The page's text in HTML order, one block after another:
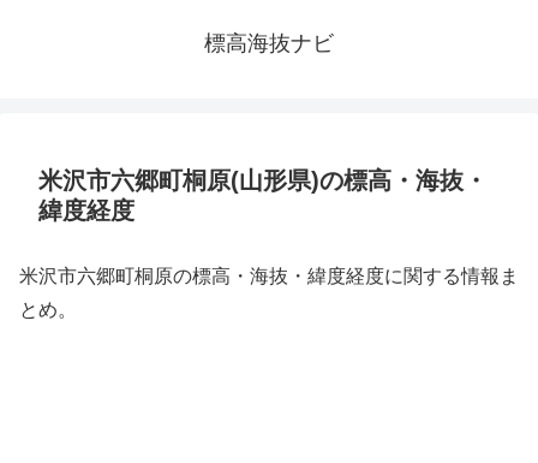
標高海抜ナビ
米沢市六郷町桐原(山形県)の標高・海抜・
緯度経度
米沢市六郷町桐原の標高・海抜・緯度経度に関する情報ま
とめ。